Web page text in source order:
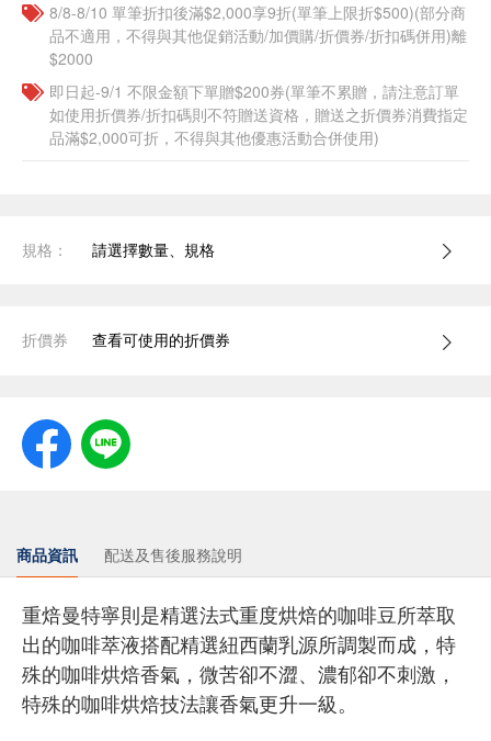
8/8-8/10 單筆折扣後滿$2,000享9折(單筆上限折$500)(部分商
品不適用，不得與其他促銷活動/加價購/折價券/折扣碼併用)離
$2000
即日起-9/1 不限金額下單贈$200券(單筆不累贈，請注意訂單
如使用折價券/折扣碼則不符贈送資格，贈送之折價券消費指定
品滿$2,000可折，不得與其他優惠活動合併使用)
規格： 請選擇數量、規格
折價券 查看可使用的折價券
商品資訊 配送及售後服務說明
重焙曼特寧則是精選法式重度烘焙的咖啡豆所萃取
出的咖啡萃液搭配精選紐西蘭乳源所調製而成，特
殊的咖啡烘焙香氣，微苦卻不澀、濃郁卻不刺激，
特殊的咖啡烘焙技法讓香氣更升一級。